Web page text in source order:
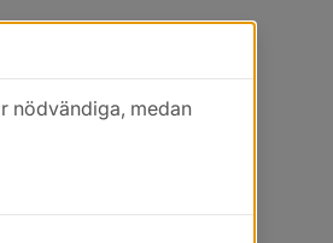
nödvändiga, medan